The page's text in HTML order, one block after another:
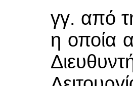
γγ. από
η οποία